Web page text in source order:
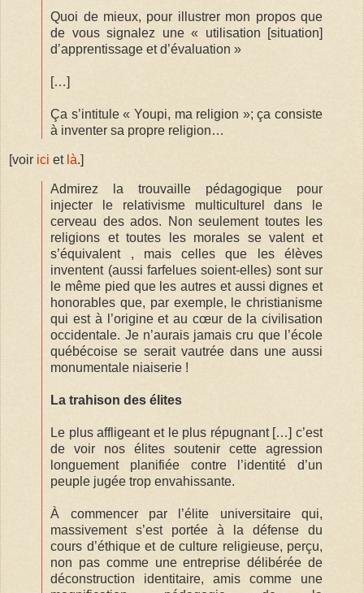
Quoi de mieux, pour illustrer mon propos que
de vous signalez une « utilisation [situation]
d’apprentissage et d’évaluation »
[…]
Ça s’intitule « Youpi, ma religion »; ça consiste
à inventer sa propre religion…
[voir ici et là.]
Admirez la trouvaille pédagogique pour
injecter le relativisme multiculturel dans le
cerveau des ados. Non seulement toutes les
religions et toutes les morales se valent et
s’équivalent , mais celles que les élèves
inventent (aussi farfelues soient-elles) sont sur
le même pied que les autres et aussi dignes et
honorables que, par exemple, le christianisme
qui est à l’origine et au cœur de la civilisation
occidentale. Je n’aurais jamais cru que l’école
québécoise se serait vautrée dans une aussi
monumentale niaiserie !
La trahison des élites
Le plus affligeant et le plus répugnant […] c’est
de voir nos élites soutenir cette agression
longuement planifiée contre l’identité d’un
peuple jugée trop envahissante.
À commencer par l’élite universitaire qui,
massivement s’est portée à la défense du
cours d’éthique et de culture religieuse, perçu,
non pas comme une entreprise délibérée de
déconstruction identitaire, amis comme une